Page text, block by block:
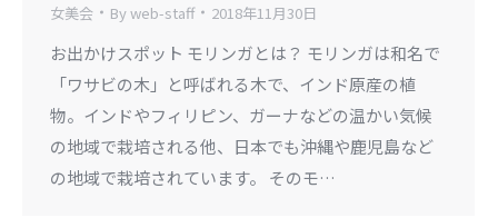
女美会 Byweb-staff 2018年11月30日
お出かけスポット モリンガとは？ モリンガは和名で
「ワサビの木」と呼ばれる木で、インド原産の植
物。インドやフィリピン、ガーナなどの温かい気候
の地域で栽培される他、日本でも沖縄や鹿児島など
の地域で栽培されています。 そのモ…